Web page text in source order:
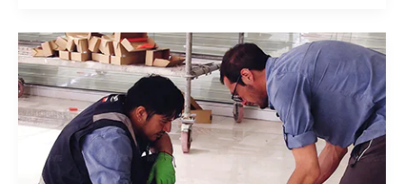
لمشاريع
شاشات
العرض
LED
2025